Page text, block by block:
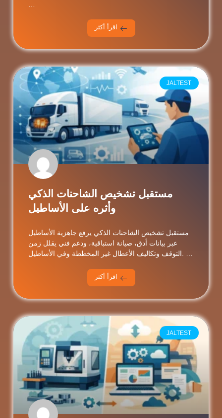
اقرأ أكثر
JALTEST
مستقبل تشخيص الشاحنات الذكي
وأثره على الأساطيل
مستقبل تشخيص الشاحنات الذكي يرفع جاهزية الأساطيل
عبر بيانات أدق، صيانة استباقية، ودعم فني يقلل زمن
التوقف وتكاليف الأعطال غير المخططة وفي الأساطيل. …
اقرأ أكثر
JALTEST